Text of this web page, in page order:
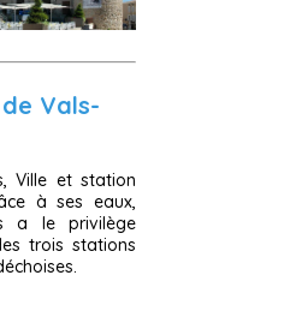
Vals-
Ville et station
à ses eaux,
a le privilège
trois stations